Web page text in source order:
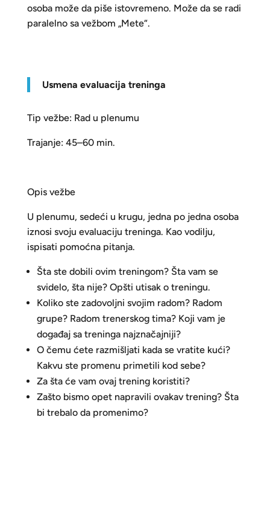
osoba može da piše istovremeno. Može da se radi
paralelno sa vežbom „Mete“.
Usmena evaluacija treninga
Tip vežbe: Rad u plenumu
Trajanje: 45–60 min.
Opis vežbe
U plenumu, sedeći u krugu, jedna po jedna osoba
iznosi svoju evaluaciju treninga. Kao vodilju,
ispisati pomoćna pitanja.
Šta ste dobili ovim treningom? Šta vam se
svidelo, šta nije? Opšti utisak o treningu.
Koliko ste zadovoljni svojim radom? Radom
grupe? Radom trenerskog tima? Koji vam je
događaj sa treninga najznačajniji?
O čemu ćete razmišljati kada se vratite kući?
Kakvu ste promenu primetili kod sebe?
Za šta će vam ovaj trening koristiti?
Zašto bismo opet napravili ovakav trening? Šta
bi trebalo da promenimo?